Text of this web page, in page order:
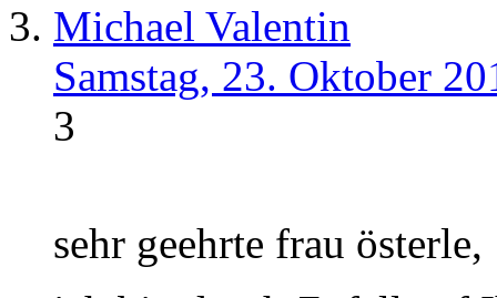
Michael Valentin
Samstag, 23. Oktober
3
sehr geehrte frau österle,